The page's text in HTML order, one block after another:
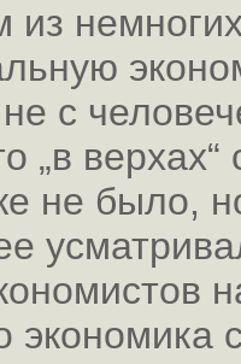
с
„в
не было,
экономика